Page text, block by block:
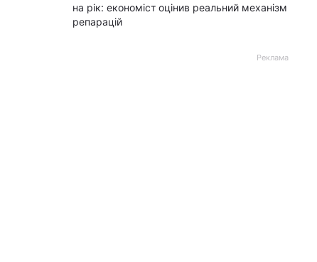
на рік: економіст оцінив реальний механізм
репарацій
Реклама